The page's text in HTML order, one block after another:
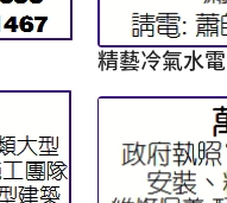
精藝冷氣水電